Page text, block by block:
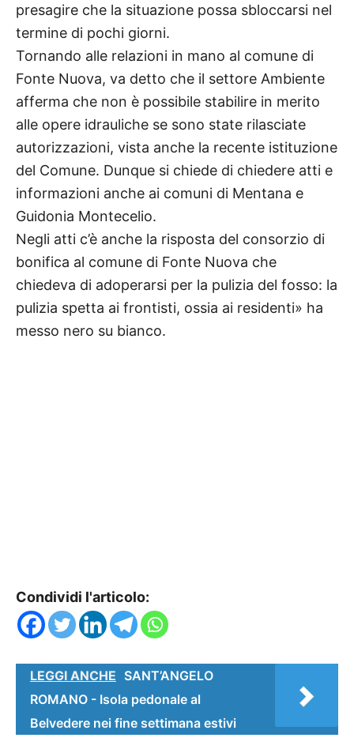
presagire che la situazione possa sbloccarsi nel
termine di pochi giorni.
Tornando alle relazioni in mano al comune di
Fonte Nuova, va detto che il settore Ambiente
afferma che non è possibile stabilire in merito
alle opere idrauliche se sono state rilasciate
autorizzazioni, vista anche la recente istituzione
del Comune. Dunque si chiede di chiedere atti e
informazioni anche ai comuni di Mentana e
Guidonia Montecelio.
Negli atti c’è anche la risposta del consorzio di
bonifica al comune di Fonte Nuova che
chiedeva di adoperarsi per la pulizia del fosso: la
pulizia spetta ai frontisti, ossia ai residenti» ha
messo nero su bianco.
Condividi l'articolo:
LEGGI ANCHE SANT’ANGELO
ROMANO - Isola pedonale al
Belvedere nei fine settimana estivi